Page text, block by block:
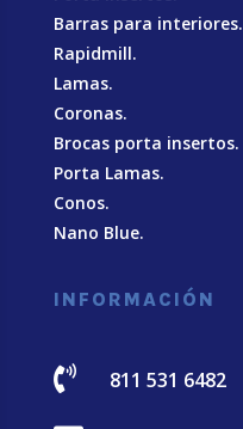
Barras para interiores.
Rapidmill.
Lamas.
Coronas.
Brocas porta insertos.
Porta Lamas.
Conos.
Nano Blue.
INFORMACIÓN
 811 531 6482